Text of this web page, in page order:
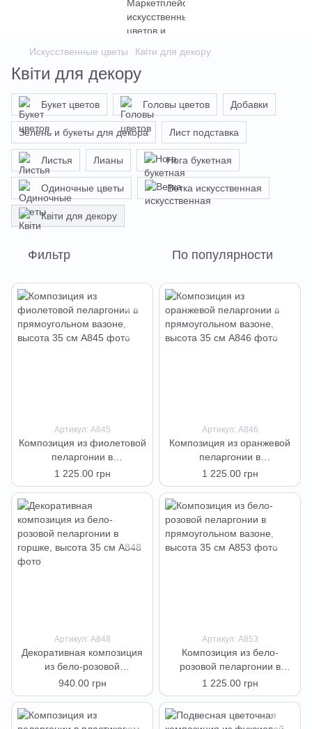
Искусственные цветы Квіти для декору
Квіти для декору
Букет цветов Головы цветов Добавки
Зелень и букеты для декора Лист подставка
Листья Лианы Нога букетная
Одиночные цветы Ветка искусственная
Квіти для декору
Фильтр По популярности
Артикул: А845
Композиция из фиолетовой
пеларгонии в
прямоугольном вазоне,
высота 35 см
1 225.00 грн
Артикул: А846
Композиция из оранжевой
пеларгонии в
прямоугольном вазоне,
высота 35 см
1 225.00 грн
Артикул: А848
Декоративная композиция
из бело-розовой
пеларгонии в горшке,
высота 35 см
940.00 грн
Артикул: А853
Композиция из бело-
розовой пеларгонии в
прямоугольном вазоне,
высота 35 см
1 225.00 грн